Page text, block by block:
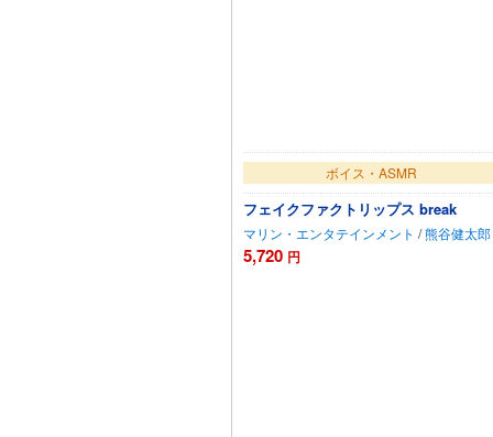
ボイス・ASMR
フェイクファクトリップス break
マリン・エンタテインメント /熊谷健太郎
5,720 円